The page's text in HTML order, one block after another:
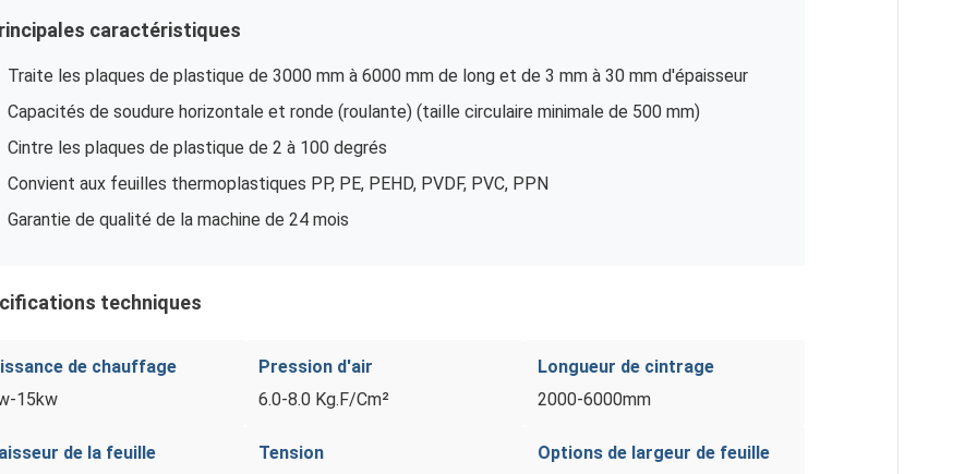
caractéristiques
Traite les plaques de plastique de 3000 mm à 6000 mm de long et de 3 mm à 30 mm d'épaisseur
Capacités de soudure horizontale et ronde (roulante) (taille circulaire minimale de 500 mm)
Cintre les plaques de plastique de 2 à 100 degrés
Convient aux feuilles thermoplastiques PP, PE, PEHD, PVDF, PVC, PPN
Garantie de qualité de la machine de 24 mois
techniques
de chauffage
15kw
Pression d'air
6.0-8.0 Kg.F/Cm²
Longueur de cintrage
2000-6000mm
de la feuille
Tension
Options de largeur de feuille